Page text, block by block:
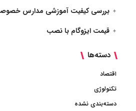
بررسی کیفیت آموزشی مدارس
قیمت ایزوگام با نصب
دسته‌ها
اقتصاد
تکنولوژی
دسته‌بندی نشده